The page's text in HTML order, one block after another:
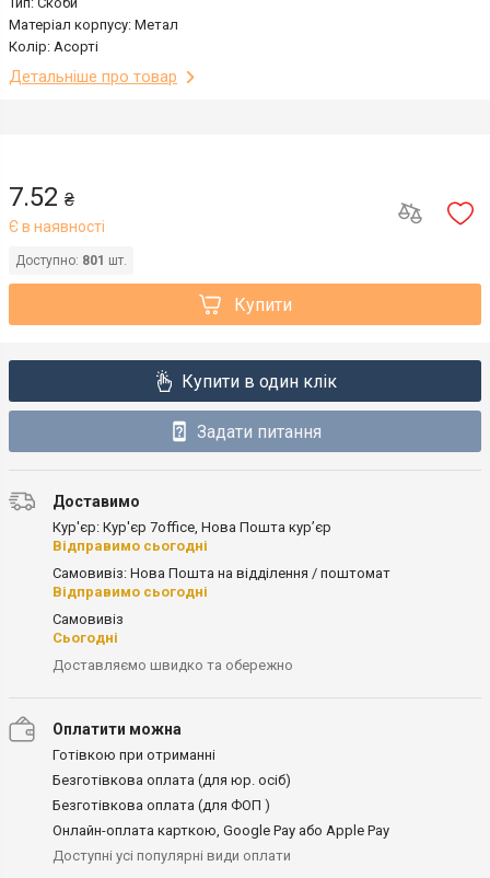
Матеріал корпусу: Метал
Колір: Асорті
Детальніше про товар
7.52 ₴
Є в наявності
Доступно: 801 шт.
Купити
Купити в один клік
Задати питання
Доставимо
Кур'єр: Кур'єр 7office, Нова Пошта кур’єр
Відправимо сьогодні
Самовивіз: Нова Пошта на відділення / поштомат
Відправимо сьогодні
Самовивіз
Сьогодні
Доставляємо швидко та обережно
Оплатити можна
Готівкою при отриманні
Безготівкова оплата (для юр. осіб)
Безготівкова оплата (для ФОП )
Онлайн-оплата карткою, Google Pay або Apple Pay
Доступні усі популярні види оплати